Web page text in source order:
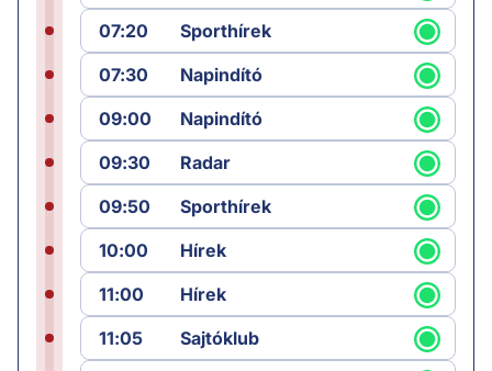
07:20
Sporthírek
07:30
Napindító
09:00
Napindító
09:30
Radar
09:50
Sporthírek
10:00
Hírek
11:00
Hírek
11:05
Sajtóklub